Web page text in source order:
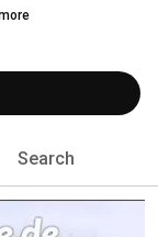
Search